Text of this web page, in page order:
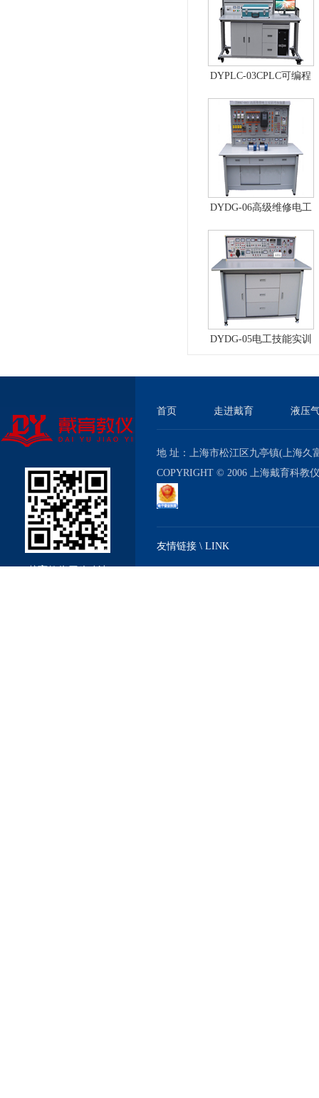
DYPLC-03CPLC可编程
统、自动控制原理综合
实验台
DYDG-06高级维修电工
型）
DYDG-05电工技能实训
首页 走进戴育 液压
地 址：上海市松江区九亭镇(上海
COPYRIGHT © 2006 上海戴育科
友情链接 \ LINK